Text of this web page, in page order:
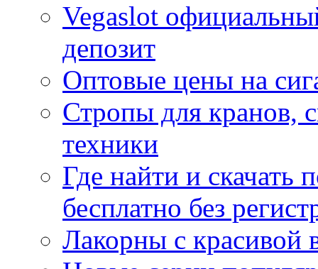
Vegaslot
депозит
Оптовые цены на
Стропы для кранов,
техники
Где найти и
бесплатно без
Лакорны с красивой